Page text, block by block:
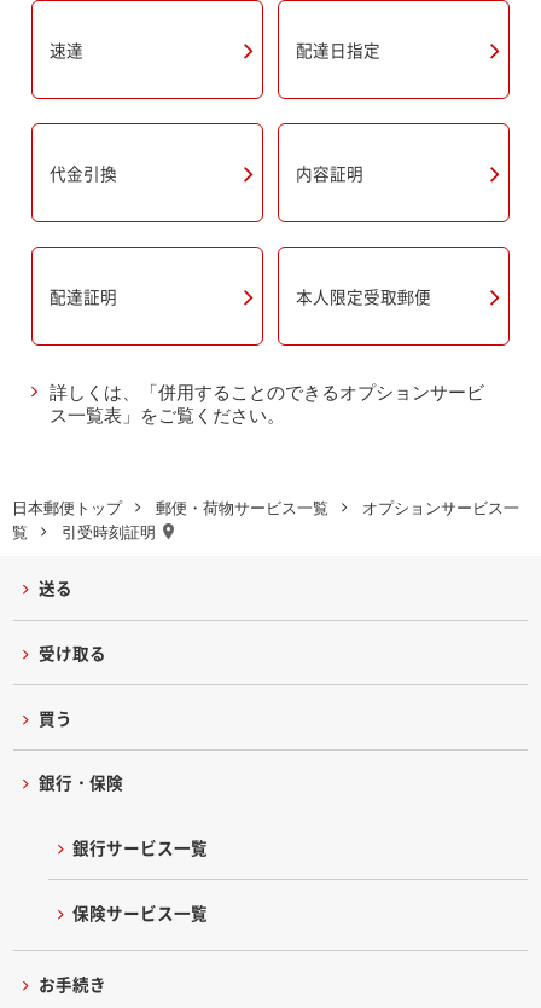
日本郵便トップ 郵便・荷物サービス一覧
オプションサービス一
覧
引受時刻証明
速達 配達日指定
代金引換 内容証明
配達証明 本人限定受取郵便
詳しくは、「併用することのできるオプションサービ
ス一覧表」をご覧ください。
送る
受け取る
買う
銀行・保険
銀行サービス一覧
保険サービス一覧
お手続き